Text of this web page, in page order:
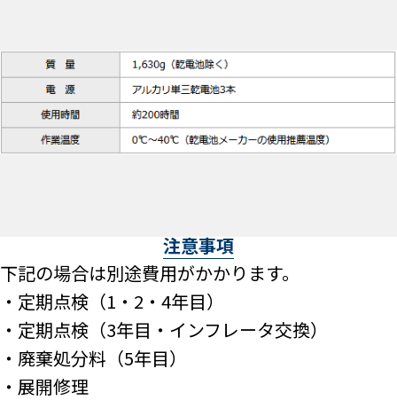
注意事項
下記の場合は別途費用がかかります。
・定期点検（1・2・4年目）
・定期点検（3年目・インフレータ交換）
・廃棄処分料（5年目）
・展開修理